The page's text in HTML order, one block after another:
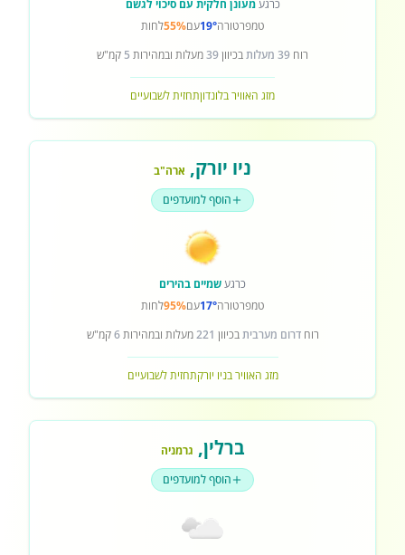
כרגעמעונן חלקית עם סיכוי לגשם
טמפרטורה19°עם55%לחות
רוח 39 מעלות בכיוון39מעלות ובמהירות 5 קמ"ש
מזג האוויר בלונדוןתחזית לשבועיים
ניו יורק, ארה"ב
הוסף למועדפים
כרגעשמיים בהירים
טמפרטורה17°עם95%לחות
רוחדרום מערביתבכיוון 221מעלות ובמהירות6קמ"ש
מזג האוויר בניו יורקתחזית לשבועיים
ברלין, גרמניה
הוסף למועדפים